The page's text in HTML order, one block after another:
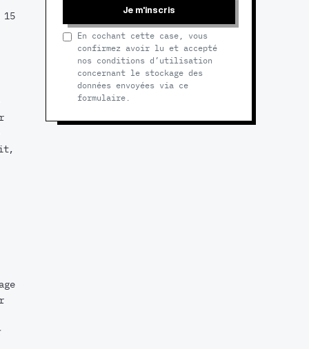
15
Je m'inscris
En cochant cette case, vous
confirmez avoir lu et accepté
nos conditions d’utilisation
concernant le stockage des
données envoyées via ce
formulaire.